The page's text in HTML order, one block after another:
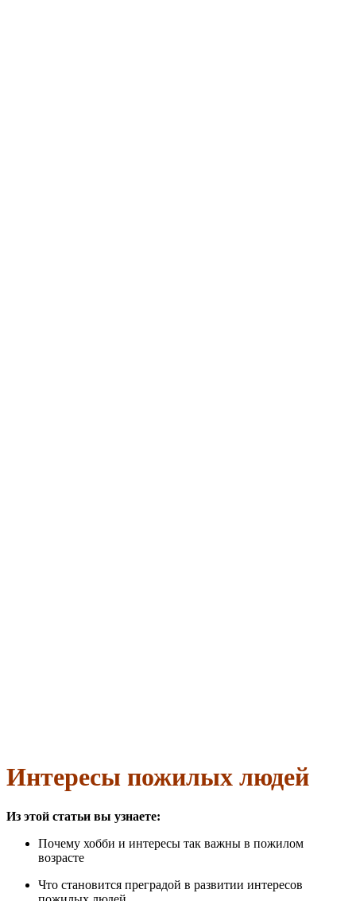
Интересы пожилых людей
Из этой статьи вы узнаете:
Почему хобби и интересы так важны в пожилом
возрасте
Что становится преградой в развитии интересов